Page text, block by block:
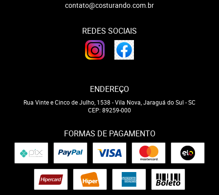
contato@costurando.com.br
REDES SOCIAIS
ENDEREÇO
Rua Vinte e Cinco de Julho, 1538 -Vila Nova, Jaraguá do Sul -SC
CEP: 89259-000
FORMAS DE PAGAMENTO